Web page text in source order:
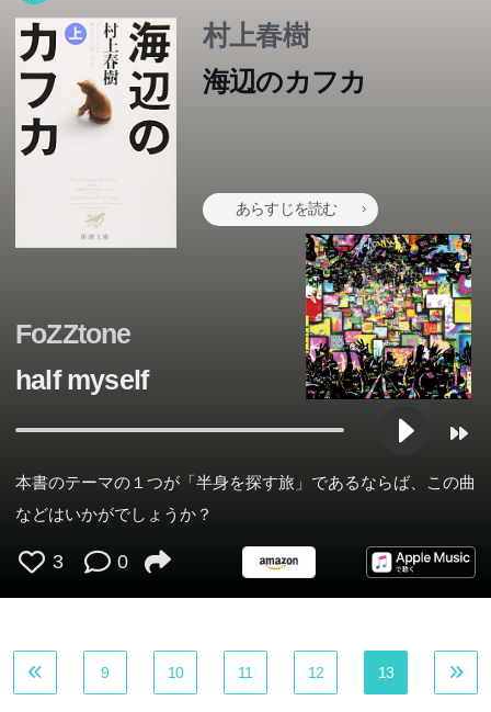
村上春樹
海辺のカフカ
あらすじを読む
FoZZtone
half myself
本書のテーマの１つが「半身を探す旅」であるならば、この曲
などはいかがでしょうか？
3 0
9 10 11 12 13